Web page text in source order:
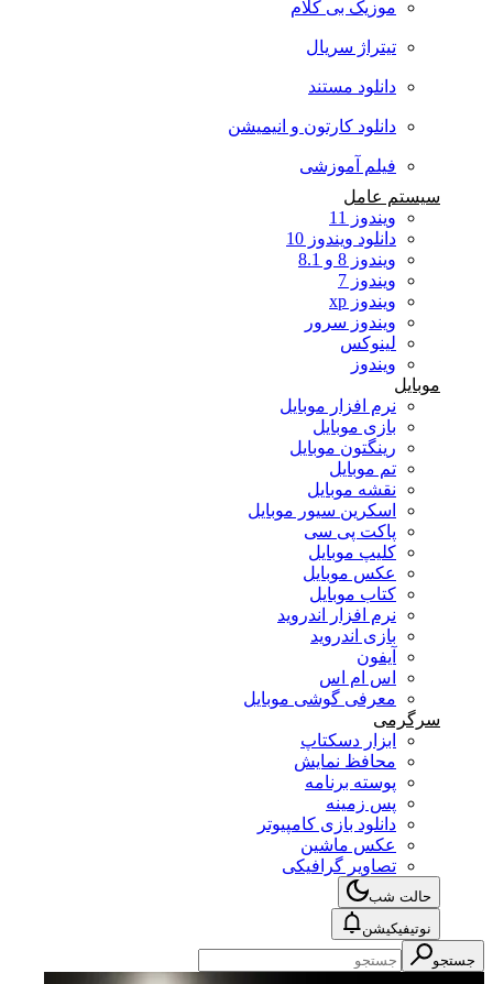
موزیک بی کلام
تیتراژ سریال
دانلود مستند
دانلود کارتون و انیمیشن
فیلم آموزشی
سیستم عامل
ویندوز 11
دانلود ویندوز 10
ویندوز 8 و 8.1
ویندوز 7
ویندوز xp
ویندوز سرور
لینوکس
ویندوز
موبایل
نرم افزار موبایل
بازی موبایل
رینگتون موبایل
تم موبایل
نقشه موبایل
اسکرین سیور موبایل
پاکت پی سی
کلیپ موبایل
عکس موبایل
کتاب موبایل
نرم افزار اندروید
بازی اندروید
آیفون
اس ام اس
معرفی گوشی موبایل
سرگرمی
ابزار دسکتاپ
محافظ نمایش
پوسته برنامه
پس زمینه
دانلود بازی کامپیوتر
عکس ماشین
تصاویر گرافیکی
حالت شب
نوتیفیکیشن
جستجو